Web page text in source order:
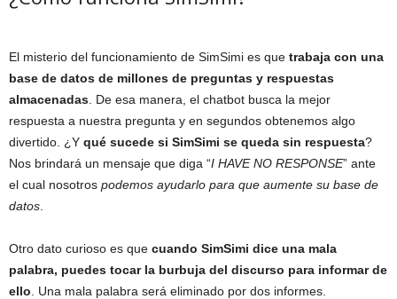
El misterio del funcionamiento de SimSimi es que trabaja con una
base de datos de millones de preguntas y respuestas
almacenadas . De esa manera, el chatbot busca la mejor
respuesta a nuestra pregunta y en segundos obtenemos algo
divertido. ¿Y qué sucede si SimSimi se queda sin respuesta?
Nos brindará un mensaje que diga “I HAVE NO RESPONSE” ante
el cual nosotros podemos ayudarlo para que aumente su base de
datos
Otro dato curioso es que cuando SimSimi dice una mala
palabra, puedes tocar la burbuja del discurso para informar de
ello . Una mala palabra será eliminado por dos informes.